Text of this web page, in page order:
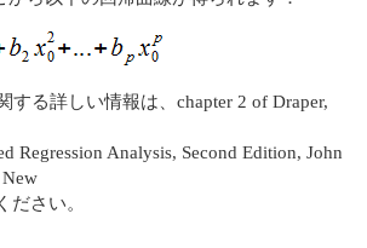
する詳しい情報は、chapter 2 of Draper,
Regression Analysis, Second Edition, John
ださい。